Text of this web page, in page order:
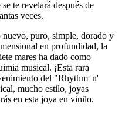
te revelará después de
veces.
nuevo, puro, simple, dorado y
en profundidad, la
mares ha dado como
musical. ¡Esta rara
del "Rhythm 'n'
mucho estilo, joyas
en esta joya en vinilo.